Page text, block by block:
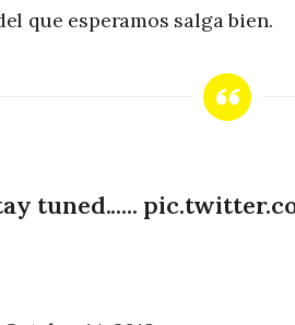
que esperamos salga bien.
tuned......